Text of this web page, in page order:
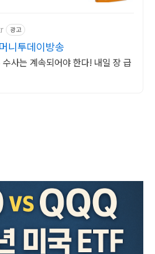
광고
니투데이방송
사는 계속되어야 한다! 내일 장 급